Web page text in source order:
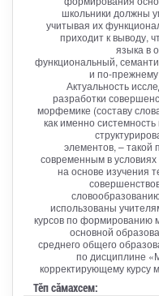
школьники должны
учитывая их
приходит к выводу,
языка в
функциональный,
и по-
Актуальность
разработки
морфемике (составу
как именно
элементов, – такой
современным в
на основе изучения
использованы
курсов по формированию
основной
среднего общего
по дисциплине
корректирующему курсу
Тӗп сӑмахсем: